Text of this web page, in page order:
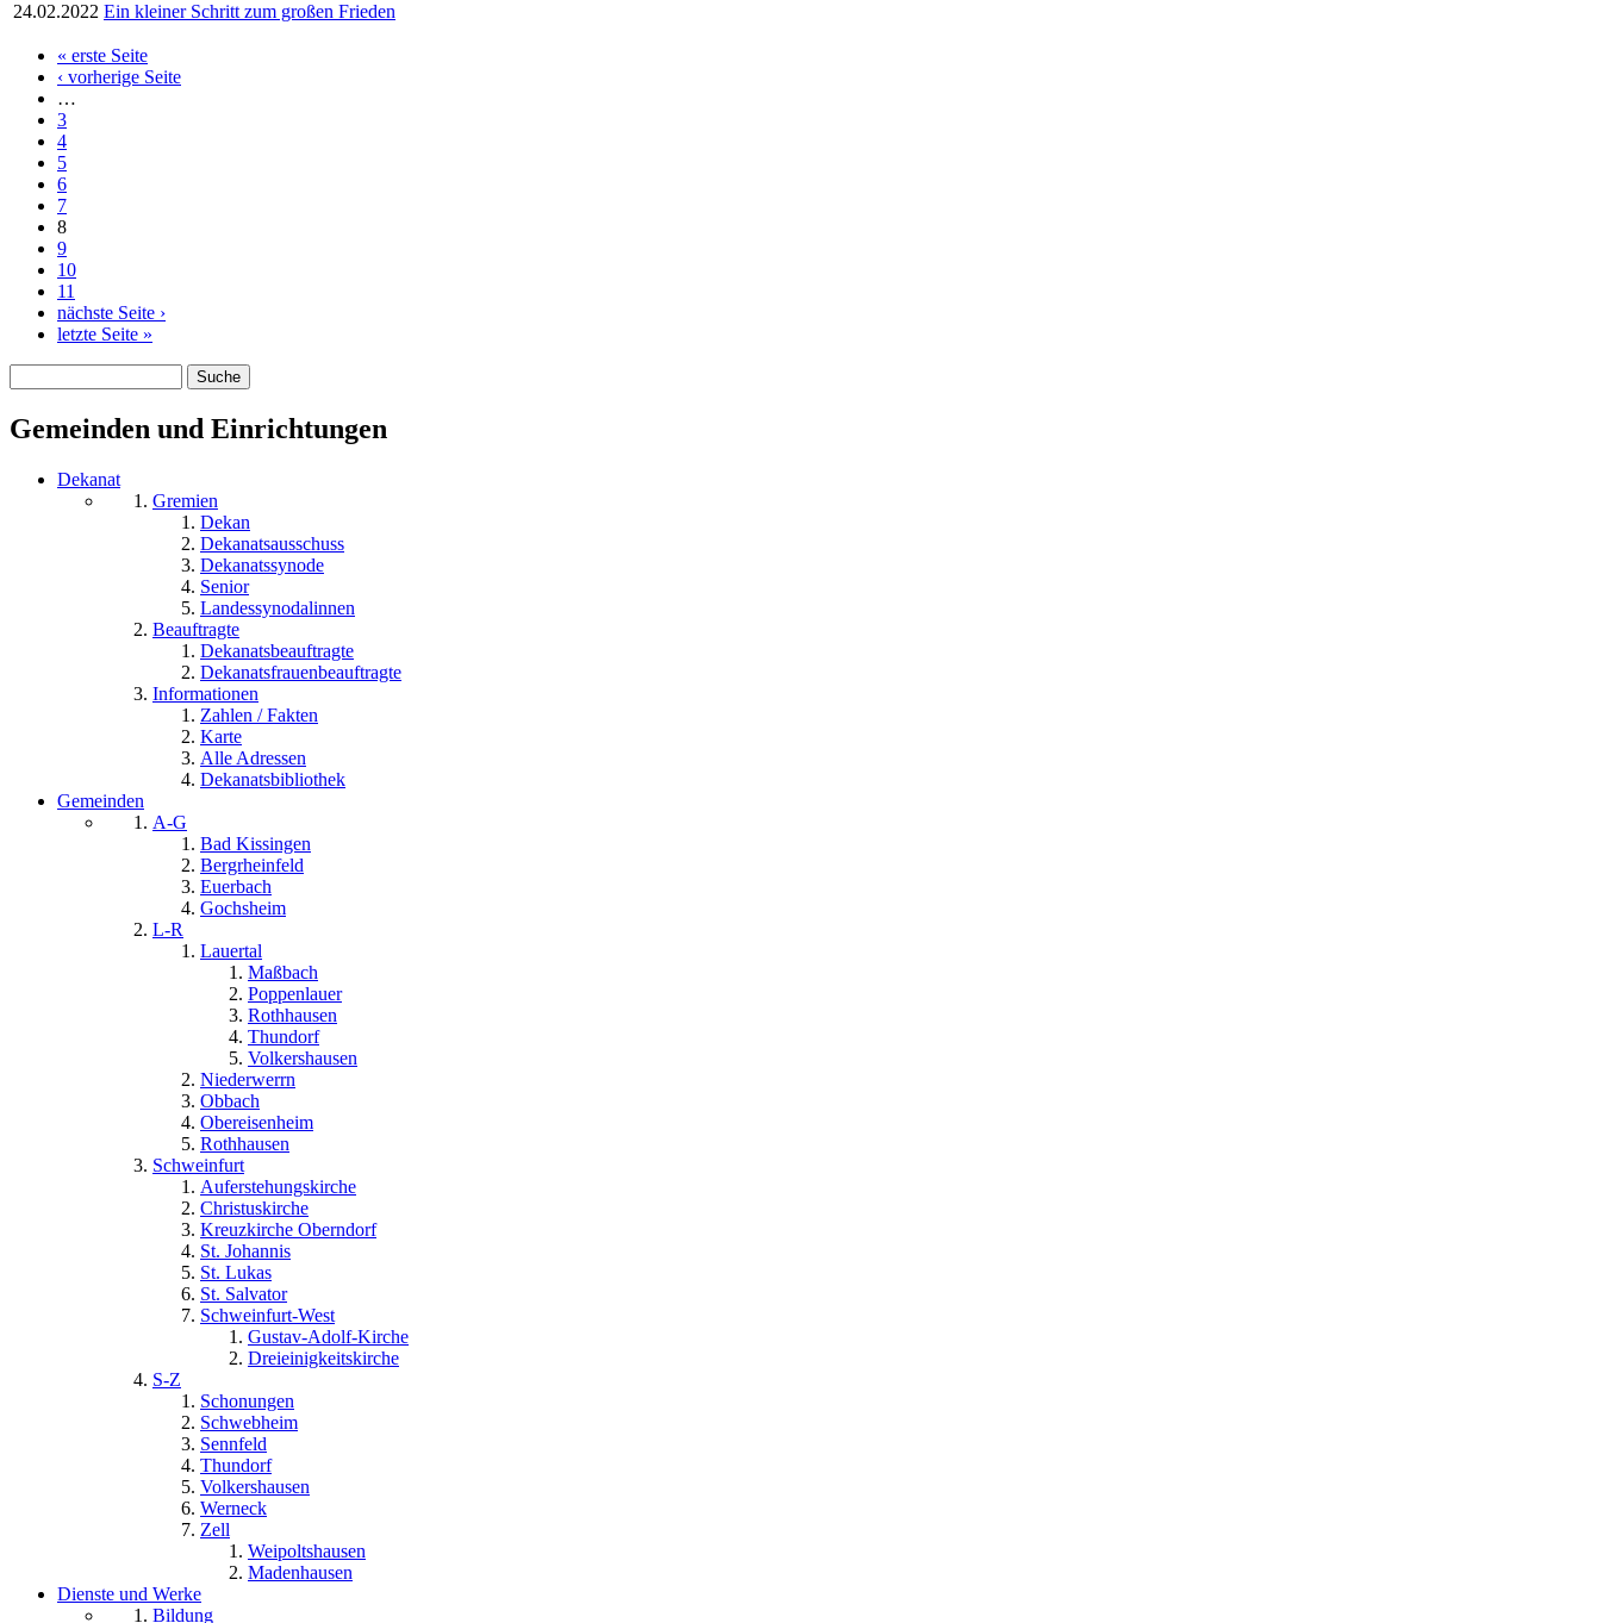
24.02.2022 Ein kleiner Schritt zum großen Frieden
Seiten« erste Seite
‹ vorherige Seite
…
3
4
5
6
7
8
9
10
11
nächste Seite ›
letzte Seite »
Gemeinden und Einrichtungen
Dekanat
Gremien
Dekan
Dekanatsausschuss
Dekanatssynode
Senior
Landessynodalinnen
Beauftragte
Dekanatsbeauftragte
Dekanatsfrauenbeauftragte
Informationen
Zahlen / Fakten
Karte
Alle Adressen
Dekanatsbibliothek
Gemeinden
A-G
Bad Kissingen
Bergrheinfeld
Euerbach
Gochsheim
L-R
Lauertal
Maßbach
Poppenlauer
Rothhausen
Thundorf
Volkershausen
Niederwerrn
Obbach
Obereisenheim
Rothhausen
Schweinfurt
Auferstehungskirche
Christuskirche
Kreuzkirche Oberndorf
St. Johannis
St. Lukas
St. Salvator
Schweinfurt-West
Gustav-Adolf-Kirche
Dreieinigkeitskirche
S-Z
Schonungen
Schwebheim
Sennfeld
Thundorf
Volkershausen
Werneck
Zell
Weipoltshausen
Madenhausen
Dienste und Werke
Bildung